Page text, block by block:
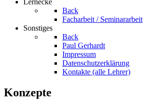
Back
Facharbeit / Seminararbeit
Sonstiges
Back
Paul Gerhardt
Impressum
Datenschutzerklärung
Kontakte (alle Lehrer)
Konzepte